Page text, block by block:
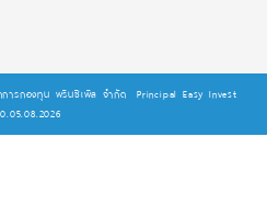
ารกองทุน พรินซิเพิล จำกัดPrincipal Easy Invest